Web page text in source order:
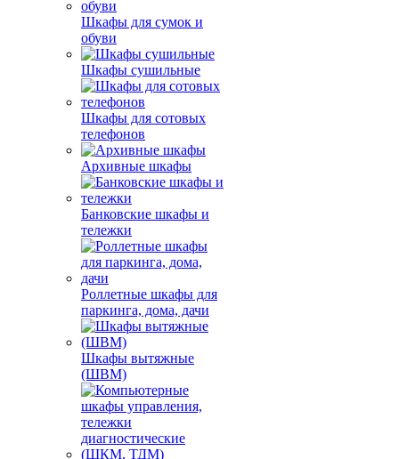
Шкафы для сумок и
обуви
Шкафы сушильные
Шкафы для сотовых
телефонов
Архивные шкафы
Банковские шкафы и
тележки
Роллетные шкафы для
паркинга, дома, дачи
Шкафы вытяжные
(ШВМ)